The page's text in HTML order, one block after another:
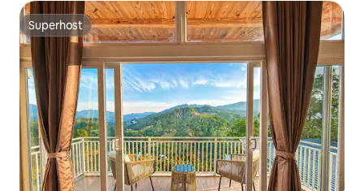
Superhost
Superhost